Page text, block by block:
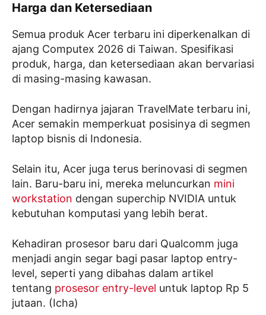
Harga dan Ketersediaan
Semua produk Acer terbaru ini diperkenalkan di
ajang Computex 2026 di Taiwan. Spesifikasi
produk, harga, dan ketersediaan akan bervariasi
di masing-masing kawasan.
Dengan hadirnya jajaran TravelMate terbaru ini,
Acer semakin memperkuat posisinya di segmen
laptop bisnis di Indonesia.
Selain itu, Acer juga terus berinovasi di segmen
lain. Baru-baru ini, mereka meluncurkan mini
workstation dengan superchip NVIDIA untuk
kebutuhan komputasi yang lebih berat.
Kehadiran prosesor baru dari Qualcomm juga
menjadi angin segar bagi pasar laptop entry-
level, seperti yang dibahas dalam artikel
tentang prosesor entry-level untuk laptop Rp 5
jutaan. (Icha)